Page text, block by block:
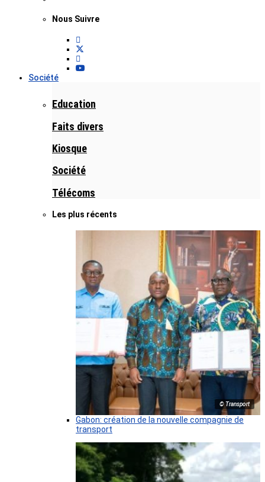
Nous Suivre
Société
Education
Faits divers
Kiosque
Société
Télécoms
Les plus récents
© Transport
Gabon: création de la nouvelle compagnie de
transport